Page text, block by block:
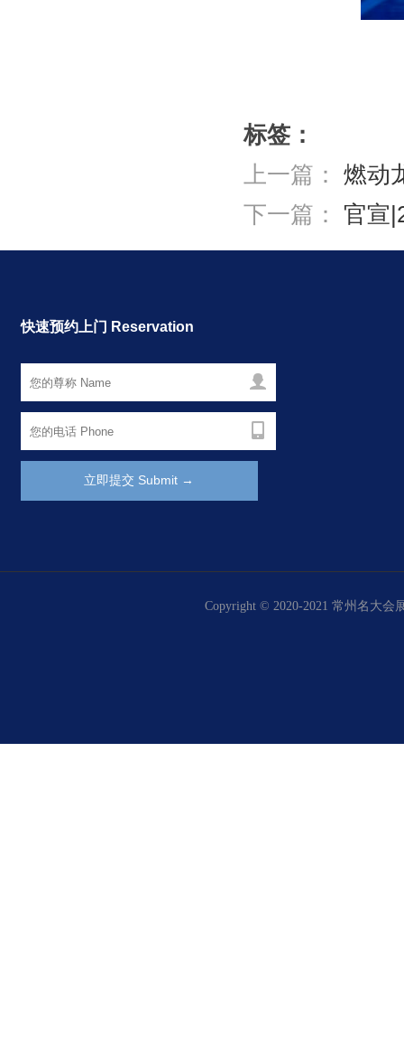
标签：
上一篇： 燃动
下一篇： 官宣
快速预约上门 Reservation
Copyright © 2020-2021 常州名大